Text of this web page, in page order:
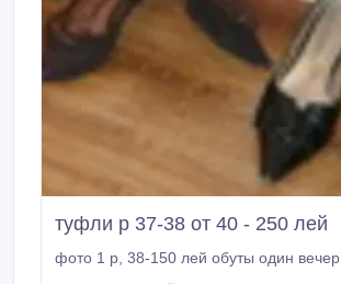
туфли р 37-38 от 40 - 250 лей
фото 1 р, 38-150 лей обуты один вечер.